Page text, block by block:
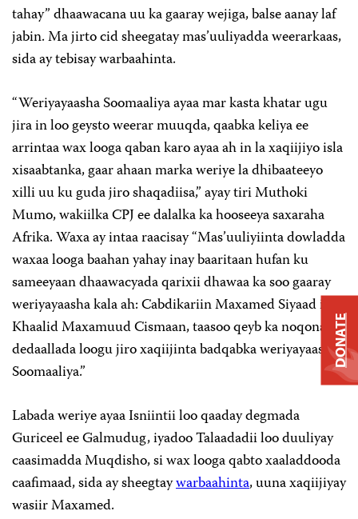
tahay” dhaawacana uu ka gaaray wejiga, balse aanay laf
jabin. Ma jirto cid sheegatay mas’uuliyadda weerarkaas,
sida ay tebisay warbaahinta.
“Weriyayaasha Soomaaliya ayaa mar kasta khatar ugu
jira in loo geysto weerar muuqda, qaabka keliya ee
arrintaa wax looga qaban karo ayaa ah in la xaqiijiyo isla
xisaabtanka, gaar ahaan marka weriye la dhibaateeyo
xilli uu ku guda jiro shaqadiisa,” ayay tiri Muthoki
Mumo, wakiilka CPJ ee dalalka ka hooseeya saxaraha
Afrika. Waxa ay intaa raacisay “Mas’uuliyiinta dowladda
waxaa looga baahan yahay inay baaritaan hufan ku
sameeyaan dhaawacyada qarixii dhawaa ka soo gaaray
weriyayaasha kala ah: Cabdikariin Maxamed Siyaad iyo
Khaalid Maxamuud Cismaan, taasoo qeyb ka noqonaysa
dedaallada loogu jiro xaqiijinta badqabka weriyayaasha
Soomaaliya.”
Labada weriye ayaa Isniintii loo qaaday degmada
Guriceel ee Galmudug, iyadoo Talaadadii loo duuliyay
caasimadda Muqdisho, si wax looga qabto xaaladdooda
caafimaad, sida ay sheegtaywarbaahinta, uuna xaqiijiyay
wasiir Maxamed.
DONATE